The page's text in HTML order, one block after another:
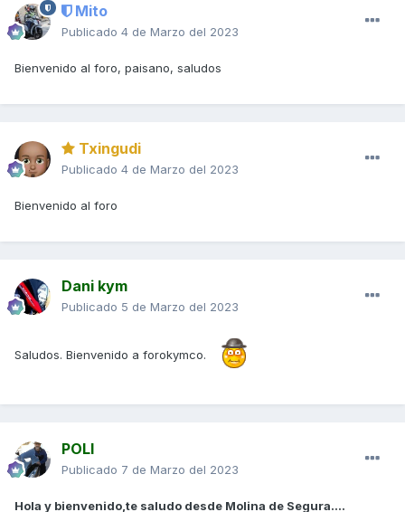
Mito
Publicado 4 de Marzo del 2023
Bienvenido al foro, paisano, saludos
Txingudi
Publicado 4 de Marzo del 2023
Bienvenido al foro
Dani kym
Publicado 5 de Marzo del 2023
Saludos. Bienvenido a forokymco.
POLI
Publicado 7 de Marzo del 2023
Hola y bienvenido,te saludo desde Molina de Segura....